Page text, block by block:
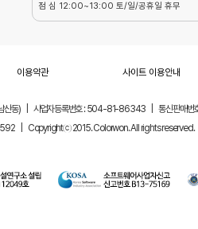
점 심 12:00~13:00 토/일/공휴일 휴무
이용약관 사이트 이용안내
산동)| 사업자등록번호 : 504-81-86343
통신판매
| Copyrightⓒ 2015. Colorwon. All rights reserved.